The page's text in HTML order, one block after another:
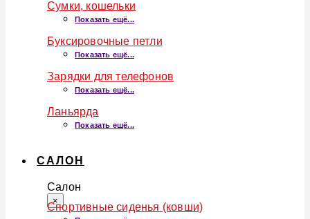
Сумки, кошельки
Показать ещё...
Буксировочные петли
Показать ещё...
Зарядки для телефонов
Показать ещё...
Ланьярда
Показать ещё...
САЛОН
Салон
×
Спортивные сиденья (ковши)